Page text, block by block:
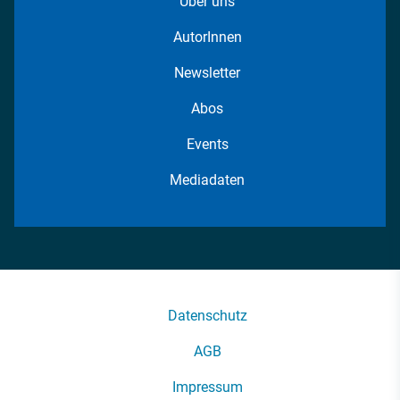
AutorInnen
Newsletter
Abos
Events
Mediadaten
Datenschutz
AGB
Impressum